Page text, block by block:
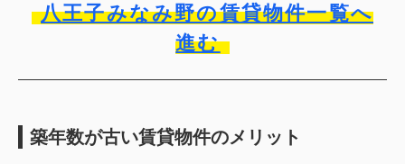
八王子みなみ野の賃貸物件一覧へ
進む
築年数が古い賃貸物件のメリット